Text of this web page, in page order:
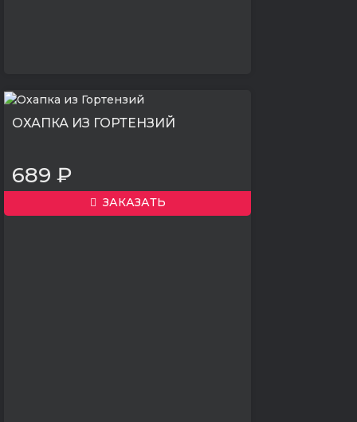
ОХАПКА ИЗ ГОРТЕНЗИЙ
689 ₽
ЗАКАЗАТЬ